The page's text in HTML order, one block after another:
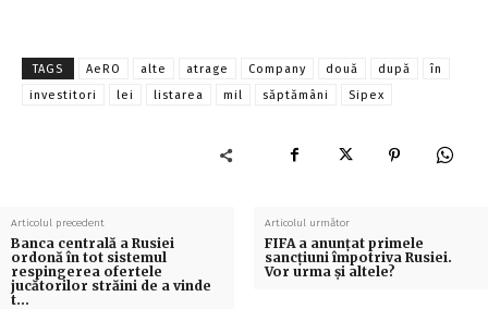
TAGS AeRO alte atrage Company două după
în
investitori
lei listarea mil săptămâni Sipex
Articolul precedent
Banca centrală a Rusiei
ordonă în tot sistemul
respingerea ofertele
jucătorilor străini de a vinde
t…
Articolul următor
FIFA a anunțat primele
sancțiuni împotriva Rusiei.
Vor urma și altele?